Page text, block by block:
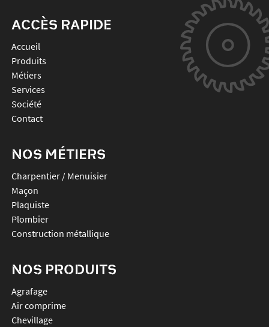
ACCÈS RAPIDE
Accueil
Produits
Métiers
Services
Société
Contact
NOS MÉTIERS
Charpentier / Menuisier
Maçon
Plaquiste
Plombier
Construction métallique
NOS PRODUITS
agrafage
air comprime
chevillage